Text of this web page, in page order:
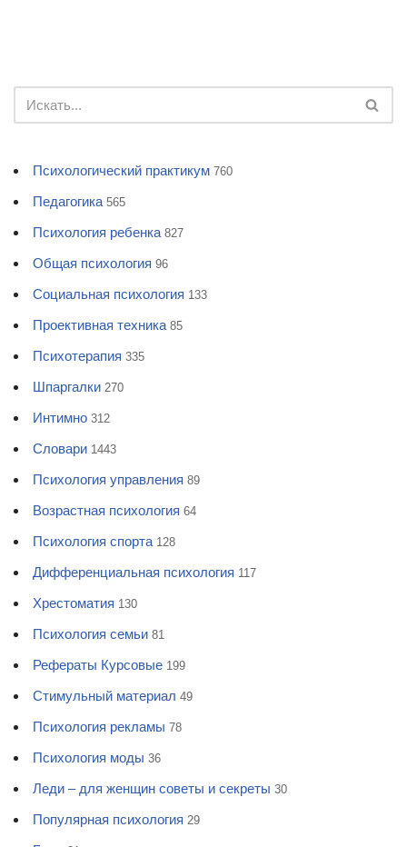
Психологический практикум 760
Педагогика 565
Психология ребенка 827
Общая психология 96
Социальная психология 133
Проективная техника 85
Психотерапия 335
Шпаргалки 270
Интимно 312
Словари 1443
Психология управления 89
Возрастная психология 64
Психология спорта 128
Дифференциальная психология 117
Хрестоматия 130
Психология семьи 81
Рефераты Курсовые 199
Стимульный материал 49
Психология рекламы 78
Психология моды 36
Леди – для женщин советы и секреты 30
Популярная психология 29